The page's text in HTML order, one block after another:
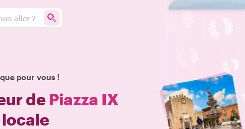
aller ?
pour vous !
de Piazza IX
locale